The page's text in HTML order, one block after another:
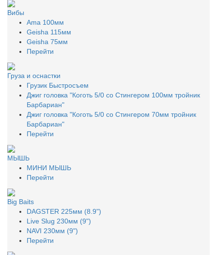
Вибы
Ama 100мм
Geisha 115мм
Geisha 75мм
Перейти
Груза и оснастки
Грузик Быстросъем
Джиг головка "Коготь 5/0 со Стингером 100мм тройник
Барбариан"
Джиг головка "Коготь 5/0 со Стингером 70мм тройник
Барбариан"
Перейти
МЫШЬ
МИНИ МЫШЬ
Перейти
Big Baits
DAGSTER 225мм (8.9")
Live Slug 230мм (9")
NAVI 230мм (9")
Перейти